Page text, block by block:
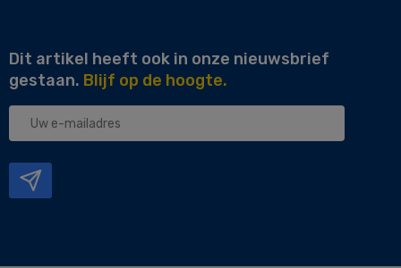
Dit artikel heeft ook in onze nieuwsbrief
gestaan. Blijf op de hoogte.
Uw